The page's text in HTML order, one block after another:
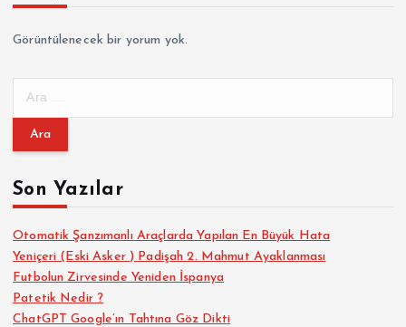
Görüntülenecek bir yorum yok.
m
:Son Yazılar
Otomatik Şanzımanlı Araçlarda Yapılan En Büyük Hata
Yeniçeri (Eski Asker ) Padişah 2. Mahmut Ayaklanması
Futbolun Zirvesinde Yeniden İspanya
Patetik Nedir ?
ChatGPT Google’ın Tahtına Göz Dikti